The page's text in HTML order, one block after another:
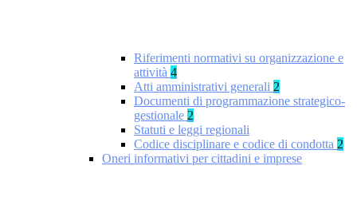
Riferimenti normativi su organizzazione e
attività 4
Atti amministrativi generali 2
Documenti di programmazione strategico-
gestionale 2
Statuti e leggi regionali
Codice disciplinare e codice di condotta 2
Oneri informativi per cittadini e imprese